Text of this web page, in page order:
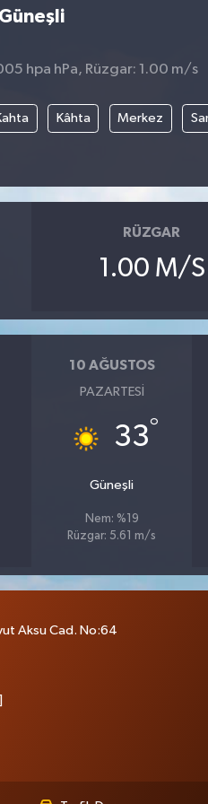
Güneşli
hpa hPa, Rüzgar: 1.00 m/s
Kâhta Merkez
RÜZGAR
1.00 M/S
10 AĞUSTOS
PAZARTESI
33°
Güneşli
Nem: %19
Rüzgar: 5.61 m/s
Aksu Cad. No:64